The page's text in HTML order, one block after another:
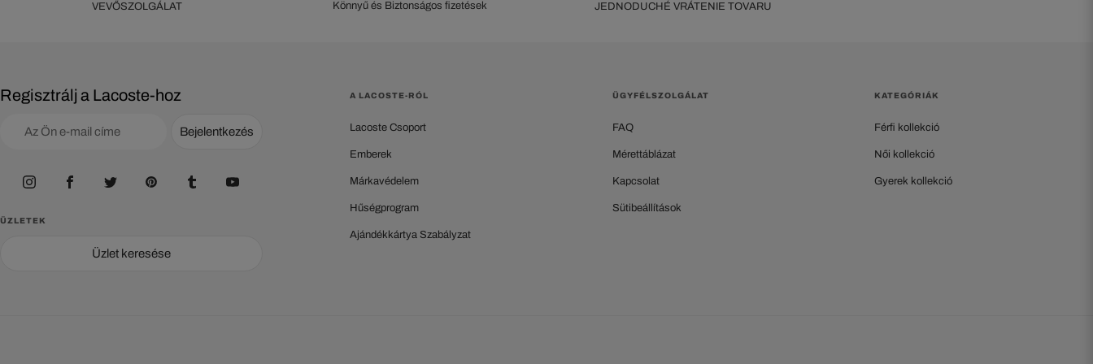
VEVŐSZOLGÁLAT Könnyű és Biztonságos fizetések JEDNODUCHÉ VRÁTENIE TOVARU
Regisztrálj a Lacoste-hoz
Bejelentkezés
ÜZLETEK
Üzlet keresése
A LACOSTE-RÓL
Lacoste Csoport
Emberek
Márkavédelem
Hűségprogram
Ajándékkártya Szabályzat
ÜGYFÉLSZOLGÁLAT
FAQ
Mérettáblázat
Kapcsolat
Sütibeállítások
KATEGÓRIÁK
Férfi kollekció
Női kollekció
Gyerek kollekció